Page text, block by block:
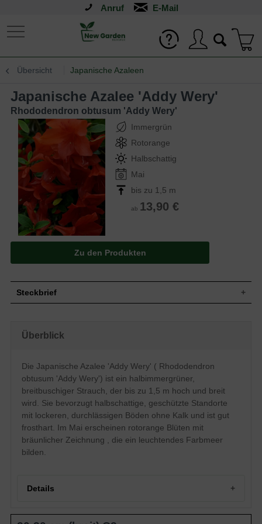
Anruf
Übersicht Japanische Azaleen
Japanische Azalee 'Addy Wery'
Rhododendron obtusum 'Addy Wery'
Immergrün
Rotorange
Halbschattig
Mai
bis zu 1,5 m
ab 13,90 €
Zu den Produkten
Steckbrief
Blatt
Halbimmergrün, breit-elliptisch, ledrig,
dunkelgrün glänzend, bis zu 5 cm lang
Kapselfrucht
Blüte
Rotorange Blüten mit bräunlicher
Zeichnung, trichterförmig, reichblühend
Blütezeit
Mai
Standort
(Japanische Azalee 'Addy Wery') sollte
Überblick
Die Japanische Azalee 'Addy Wery' ( Rhododendron
obtusum 'Addy Wery') ist ein halbimmergrüner,
breitbuschiger Strauch, der bis zu 1,5 m hoch und breit
wird. Sie bevorzugt halbschattige, geschützte Standorte
mit lockeren, durchlässigen Böden ohne Kalk und ist gut
frosthart. Im Mai erscheinen rotorange Blüten mit
bräunlicher Zeichnung , die ein leuchtendes Farbmeer
bilden.
Details